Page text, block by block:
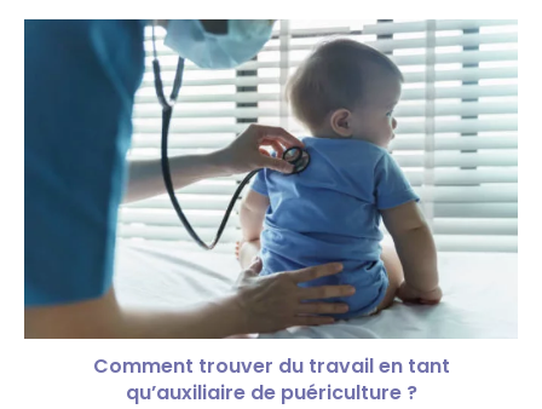
Comment trouver du travail en tant
qu’auxiliaire de puériculture ?